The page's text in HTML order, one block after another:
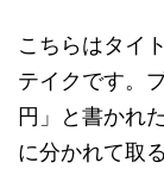
こちらはタイ
テイクです。
円」と書かれ
に分かれて取